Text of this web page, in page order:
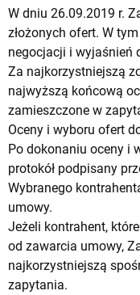
W dniu 26.09.2019 r.
złożonych ofert. W
negocjacji i wyjaśnień
Za najkorzystniejszą
najwyższą końcową
zamieszczone w
Oceny i wyboru ofert
Po dokonaniu oceny i
protokół podpisany
Wybranego
umowy.
Jeżeli kontrahent,
od zawarcia umowy,
najkorzystniejszą
zapytania.